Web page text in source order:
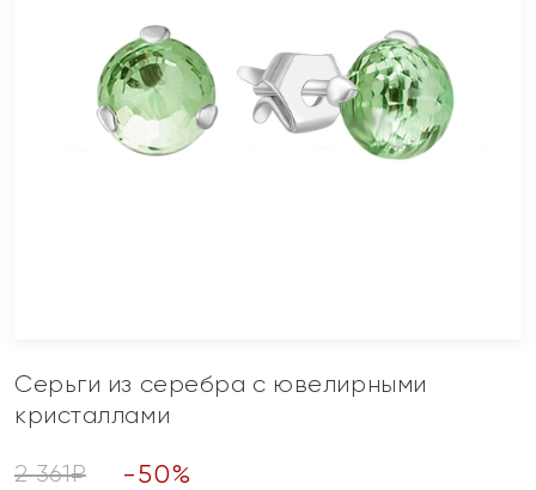
Серьги из серебра с ювелирными
кристаллами
2 361₽ -50%